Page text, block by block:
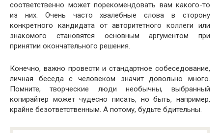
соответственно может порекомендовать вам какого-то
из них. Очень часто хвалебные слова в сторону
конкретного кандидата от авторитетного коллеги или
знакомого становятся основным аргументом при
принятии окончательного решения.
Конечно, важно провести и стандартное собеседование,
личная беседа с человеком значит довольно много.
Помните, творческие люди необычны, выбранный
копирайтер может чудесно писать, но быть, например,
крайне безответственным. А потому, будьте бдительны.